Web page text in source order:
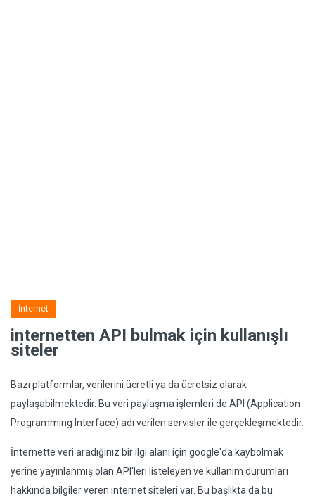
İnternet
internetten API bulmak için kullanışlı
siteler
Bazı platformlar, verilerini ücretli ya da ücretsiz olarak
paylaşabilmektedir. Bu veri paylaşma işlemleri de API (Application
Programming Interface) adı verilen servisler ile gerçekleşmektedir.
İnternette veri aradığınız bir ilgi alanı için google'da kaybolmak
yerine yayınlanmış olan API'leri listeleyen ve kullanım durumları
hakkında bilgiler veren internet siteleri var. Bu başlıkta da bu